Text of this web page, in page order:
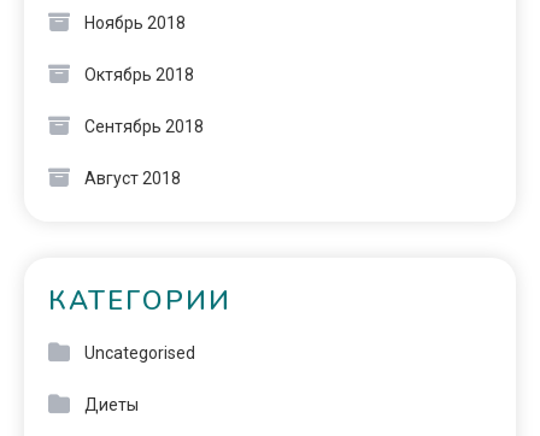
Ноябрь 2018
Октябрь 2018
Сентябрь 2018
Август 2018
КАТЕГОРИИ
Uncategorised
Диеты